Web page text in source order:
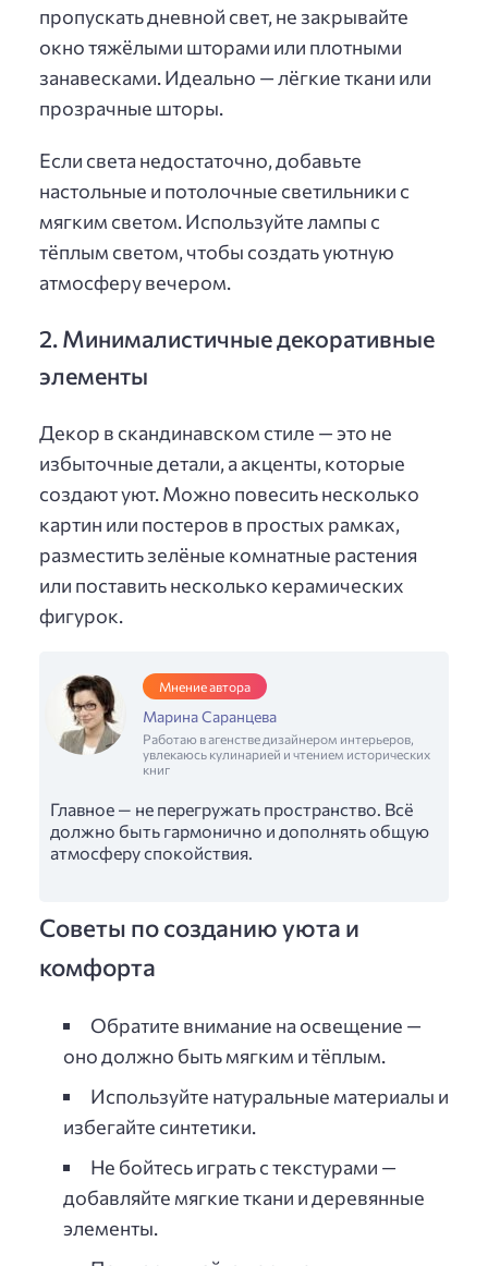
пропускать дневной свет, не закрывайте
окно тяжёлыми шторами или плотными
занавесками. Идеально — лёгкие ткани или
прозрачные шторы.
Если света недостаточно, добавьте
настольные и потолочные светильники с
мягким светом. Используйте лампы с
тёплым светом, чтобы создать уютную
атмосферу вечером.
2. Минималистичные декоративные
элементы
Декор в скандинавском стиле — это не
избыточные детали, а акценты, которые
создают уют. Можно повесить несколько
картин или постеров в простых рамках,
разместить зелёные комнатные растения
или поставить несколько керамических
фигурок.
Мнение автора
Марина Саранцева
Работаю в агенстве дизайнером интерьеров,
увлекаюсь кулинарией и чтением исторических
книг
Главное — не перегружать пространство. Всё
должно быть гармонично и дополнять общую
атмосферу спокойствия.
Советы по созданию уюта и
комфорта
Обратите внимание на освещение —
оно должно быть мягким и тёплым.
Используйте натуральные материалы и
избегайте синтетики.
Не бойтесь играть с текстурами —
добавляйте мягкие ткани и деревянные
элементы.